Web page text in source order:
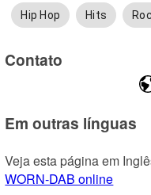
Hip Hop Hits
Contato
Em outras línguas
Veja esta página em
WORN-DAB online